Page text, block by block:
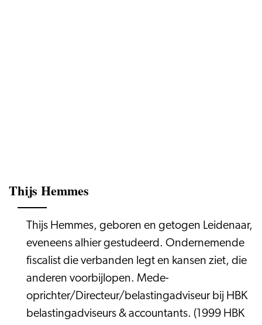
Thijs Hemmes
Thijs Hemmes, geboren en getogen Leidenaar,
eveneens alhier gestudeerd. Ondernemende
fiscalist die verbanden legt en kansen ziet, die
anderen voorbijlopen. Mede-
oprichter/Directeur/belastingadviseur bij HBK
belastingadviseurs & accountants. (1999 HBK